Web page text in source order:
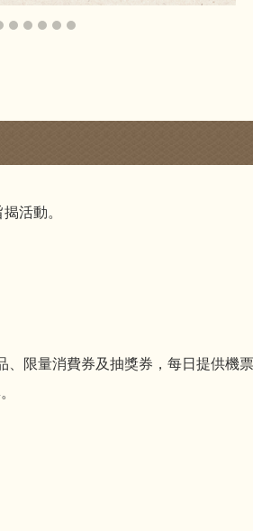
活動。
限量消費券及抽獎券，每日提供機